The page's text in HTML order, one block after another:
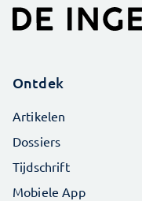
Ontdek
Artikelen
Dossiers
Tijdschrift
Mobiele App